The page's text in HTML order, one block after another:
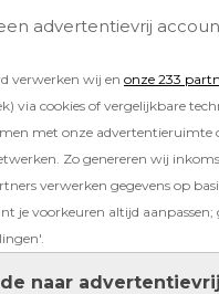
advertentievrij
verwerken wij en onze 233
via cookies of vergelijkbare
met onze advertentieruimte
Zo genereren wij
verwerken gegevens op
je voorkeuren altijd
naar advertentievrij
dat de werktijden
van jouw
dagen per
zien er iets
de hele dag bij
wat drinken te
vakantie gaat,
Vaak
ergens anders